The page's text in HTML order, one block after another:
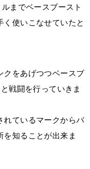
までベースブースト
使いこなせていたと
クをあげつつベースブ
戦闘を行っていきま
れているマークからバ
を知ることが出来ま